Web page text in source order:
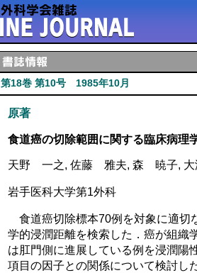
第18巻 第10号 1985年10月
原著
食道癌の切除範囲に関する臨床病理
天野 一之, 佐藤 雅夫, 森 暁子,
岩手医科大学第1外科
食道癌切除標本70例を対象に適切
学的浸潤距離を検索した．癌が組織
は肛門側に進展している例を浸潤陽
項目の因子との関係について検討し